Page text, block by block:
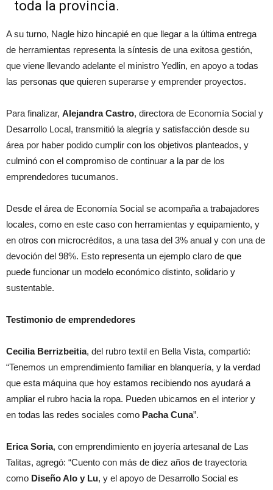
toda la provincia.
A su turno, Nagle hizo hincapié en que llegar a la última entrega
de herramientas representa la síntesis de una exitosa gestión,
que viene llevando adelante el ministro Yedlin, en apoyo a todas
las personas que quieren superarse y emprender proyectos.
Para finalizar, Alejandra Castro, directora de Economía Social y
Desarrollo Local, transmitió la alegría y satisfacción desde su
área por haber podido cumplir con los objetivos planteados, y
culminó con el compromiso de continuar a la par de los
emprendedores tucumanos.
Desde el área de Economía Social se acompaña a trabajadores
locales, como en este caso con herramientas y equipamiento, y
en otros con microcréditos, a una tasa del 3% anual y con una de
devoción del 98%. Esto representa un ejemplo claro de que
puede funcionar un modelo económico distinto, solidario y
sustentable.
Testimonio de emprendedores
Cecilia Berrizbeitia, del rubro textil en Bella Vista, compartió:
“Tenemos un emprendimiento familiar en blanquería, y la verdad
que esta máquina que hoy estamos recibiendo nos ayudará a
ampliar el rubro hacia la ropa. Pueden ubicarnos en el interior y
en todas las redes sociales como Pacha Cuna”.
Erica Soria, con emprendimiento en joyería artesanal de Las
Talitas, agregó: “Cuento con más de diez años de trayectoria
como Diseño Alo y Lu, y el apoyo de Desarrollo Social es